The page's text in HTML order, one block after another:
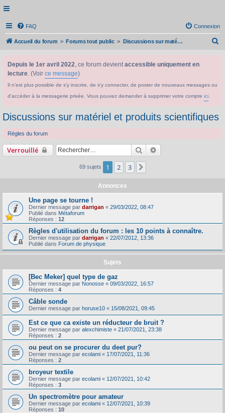
FAQ Connexion
Accueil du forum Forums tout public Discussions sur matériel et produits scientifiques
Depuis le 1er avril 2022, ce forum devientaccessible uniquement en
lecture. (Voir ce message)
Il n'est plus possible de s'y inscrire, de s'y connecter, de poster de nouveaux messages ou
d'accéder à la messagerie privée. Vous pouvez demander à supprimer votre compte ici
Discussions sur matériel et produits scientifiques
Règles du forum
Verrouillé Rechercher
69 sujets 1 2 3
Annonces
Une page se tourne !
Dernier message par darrigan « 29/03/2022, 08:47
Publié dans Métaforum
Réponses : 12
Règles d'utilisation du forum : les 10 points à connaître.
Dernier message par darrigan « 22/07/2012, 13:36
Publié dans Forum de physique
Sujets
[Bec Meker] quel type de gaz
Dernier message par Nonosse « 09/03/2022, 16:57
Réponses : 4
Câble sonde
Dernier message par horuse10 « 15/08/2021, 09:45
Est ce que ca existe un réducteur de bruit ?
Dernier message par alexchimiste « 21/07/2021, 23:38
Réponses : 2
ou peut on se procurer du deet pur?
Dernier message par ecolami « 17/07/2021, 11:36
Réponses : 2
broyeur textile
Dernier message par ecolami « 12/07/2021, 10:42
Réponses : 3
Un spectromètre pour amateur
Dernier message par ecolami « 12/07/2021, 10:39
Réponses : 10